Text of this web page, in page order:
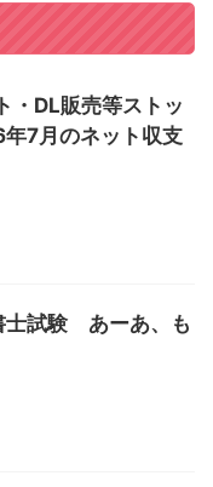
・DL販売等ストッ
7月のネット収支
士試験 あーあ、も